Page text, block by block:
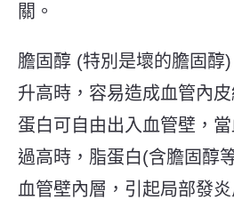
關。
膽固醇 (特別是壞的膽固醇
升高時，容易造成血管內
蛋白可自由出入血管壁，
過高時，脂蛋白(含膽固醇
血管壁內層，引起局部發